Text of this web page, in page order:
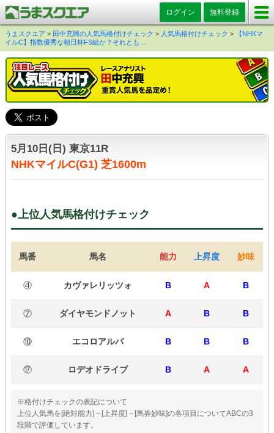
ログイン 無料登録
うまスクエア > 田中充興の人気馬格付けチェック > 人気馬格付けチェック >
【NHKマ
イルC】指数優秀な朝日杯FS組か？それとも…
5月10日(日) 東京11R
NHKマイルC(G1) 芝1600m
●上位人気馬格付けチェック
馬番 馬名 能力 上昇度 妙味
④ カヴァレリッツォ B A B
⑦ ダイヤモンドノット A B B
⑩ エコロアルバ B B B
⑰ ロデオドライブ B A A
※格付けチェックの表記について
上位人気馬を[絶対能力]－[上昇度]－[馬券妙味]の各項目についてABCの3
段階で評価しています。